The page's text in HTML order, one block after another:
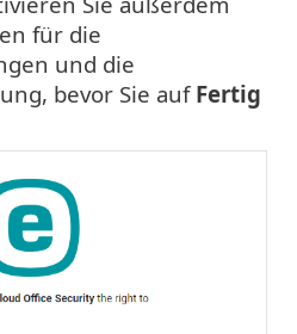
für die
und die
bevor Sie auf Fertig